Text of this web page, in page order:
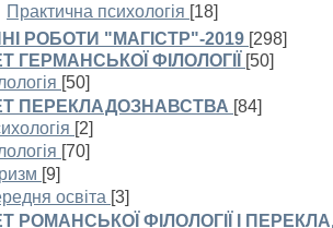
Практична психологія [18]
РОБОТИ "МАГІСТР"-2019 [298]
ГЕРМАНСЬКОЇ ФІЛОЛОГІЇ
[50]
[50]
ПЕРЕКЛАДОЗНАВСТВА [84]
[2]
[70]
[9]
освіта [3]
РОМАНСЬКОЇ ФІЛОЛОГІЇ І